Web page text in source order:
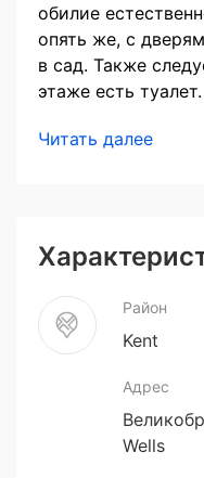
обилие
опять же, с
в сад. Также
этаже есть туалет.
Читать далее
Район
Kent
Адрес
Wells